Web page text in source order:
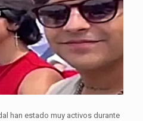
han estado muy activos durante